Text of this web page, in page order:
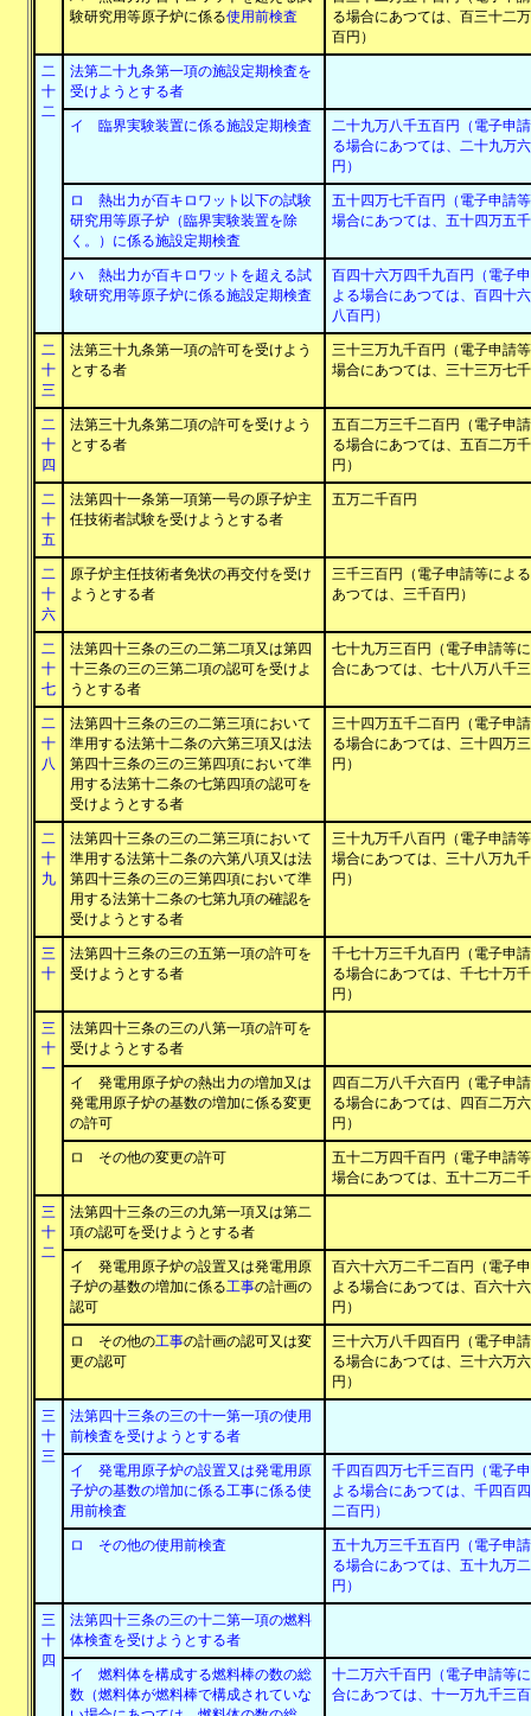
験研究用等原子炉に係る使用前検査
る場合にあつては、百三十二
百円）
二
十
二
法第二十九条第一項の施設定期検査を
受けようとする者
イ 臨界実験装置に係る施設定期検査
二十九万八千五百円（電子申
る場合にあつては、二十九万
円）
ロ 熱出力が百キロワット以下の試験
研究用等原子炉（臨界実験装置を除
く。）に係る施設定期検査
五十四万七千百円（電子申請
場合にあつては、五十四万五
ハ 熱出力が百キロワットを超える試
験研究用等原子炉に係る施設定期検査
百四十六万四千九百円（電子
よる場合にあつては、百四十
八百円）
二
十
三
法第三十九条第一項の許可を受けよう
とする者
三十三万九千百円（電子申請
場合にあつては、三十三万七
二
十
四
法第三十九条第二項の許可を受けよう
とする者
五百二万三千二百円（電子申
る場合にあつては、五百二万
円）
二
十
五
法第四十一条第一項第一号の原子炉主
任技術者試験を受けようとする者
五万二千百円
二
十
六
原子炉主任技術者免状の再交付を受け
ようとする者
三千三百円（電子申請等によ
あつては、三千百円）
二
十
七
法第四十三条の三の二第二項又は第四
十三条の三の三第二項の認可を受けよ
うとする者
七十九万三百円（電子申請等
合にあつては、七十八万八千
二
十
八
法第四十三条の三の二第三項において
準用する法第十二条の六第三項又は法
第四十三条の三の三第四項において準
用する法第十二条の七第四項の認可を
受けようとする者
三十四万五千二百円（電子申
る場合にあつては、三十四万
円）
二
十
九
法第四十三条の三の二第三項において
準用する法第十二条の六第八項又は法
第四十三条の三の三第四項において準
用する法第十二条の七第九項の確認を
受けようとする者
三十九万千八百円（電子申請
場合にあつては、三十八万九
円）
三
十
法第四十三条の三の五第一項の許可を
受けようとする者
千七十万三千九百円（電子申
る場合にあつては、千七十万
円）
三
十
一
法第四十三条の三の八第一項の許可を
受けようとする者
イ 発電用原子炉の熱出力の増加又は
発電用原子炉の基数の増加に係る変更
の許可
四百二万八千六百円（電子申
る場合にあつては、四百二万
円）
ロ その他の変更の許可
五十二万四千百円（電子申請
場合にあつては、五十二万二
三
十
二
法第四十三条の三の九第一項又は第二
項の認可を受けようとする者
イ 発電用原子炉の設置又は発電用原
子炉の基数の増加に係る工事の計画の
認可
百六十六万二千二百円（電子
よる場合にあつては、百六十
円）
ロ その他の工事の計画の認可又は変
更の認可
三十六万八千四百円（電子申
る場合にあつては、三十六万
円）
三
十
三
法第四十三条の三の十一第一項の使用
前検査を受けようとする者
イ 発電用原子炉の設置又は発電用原
子炉の基数の増加に係る工事に係る使
用前検査
千四百四万七千三百円（電子
よる場合にあつては、千四百
二百円）
ロ その他の使用前検査
五十九万三千五百円（電子申
る場合にあつては、五十九万
円）
三
十
四
法第四十三条の三の十二第一項の燃料
体検査を受けようとする者
イ 燃料体を構成する燃料棒の数の総
数（燃料体が燃料棒で構成されていな
十二万六千百円（電子申請等
合にあつては、十一万九千三